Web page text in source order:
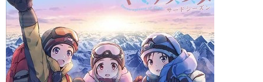
Powered by livedoor 相互RSS